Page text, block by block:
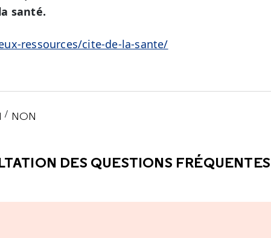
santé.
ressources/cite-de-la-sante/
/ NON
DES QUESTIONS FRÉQUENTES